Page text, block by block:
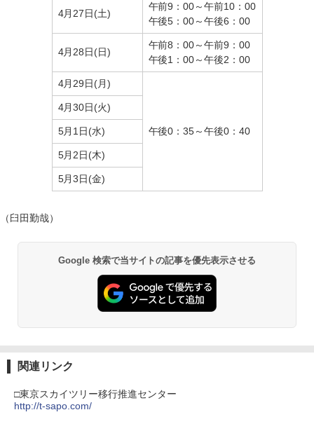
4月27日(土)
午前9：00～午前10：00
午後5：00～午後6：00
4月28日(日)
午前8：00～午前9：00
午後1：00～午後2：00
4月29日(月)
午後0：35～午後0：40
4月30日(火)
5月1日(水)
5月2日(木)
5月3日(金)
（臼田勤哉）
Google 検索で当サイトの記事を優先表示させる
関連リンク
□東京スカイツリー移行推進センター
http://t-sapo.com/